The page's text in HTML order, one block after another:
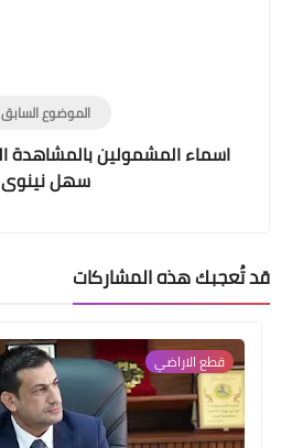
الموضوع السابق
سهل نينوى
قد تُعجبك هذه المشاركات
قطع الاراضي